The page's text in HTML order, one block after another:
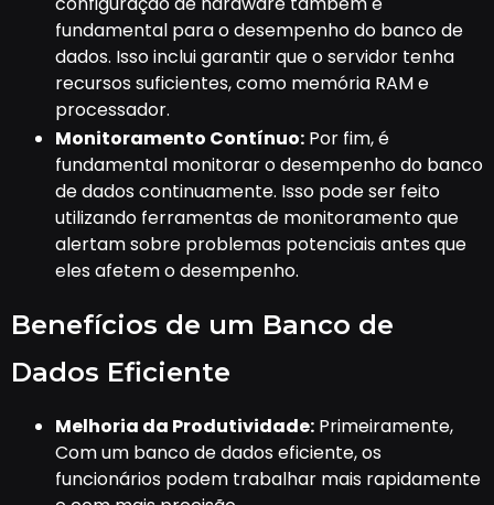
fundamental para o desempenho do banco de
dados. Isso inclui garantir que o servidor tenha
recursos suficientes, como memória RAM e
processador.
Monitoramento Contínuo: Por fim, é
fundamental monitorar o desempenho do banco
de dados continuamente. Isso pode ser feito
utilizando ferramentas de monitoramento que
alertam sobre problemas potenciais antes que
eles afetem o desempenho.
Benefícios de um Banco de
Dados Eficiente
Melhoria da Produtividade: Primeiramente,
Com um banco de dados eficiente, os
funcionários podem trabalhar mais rapidamente